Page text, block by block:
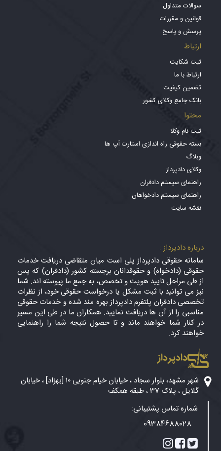
سوالات متداول
قوانین و مقررات
پرسش و پاسخ
ارتباط
ثبت شکایت
ارتباط با ما
تضمین کیفیت
بانک جامع وکلای کشور
محتوا
ثبت نام وکلا
بسته حقوقی راه اندازی استارت آپ ها
وبلاگ
وکلای دادپرداز
راهنمای سیستم دادفران
راهنمای سیستم دادخواهان
نقشه سایت
درباره دادپرداز :
سامانه حقوقی دادپرداز پلی است میان متقاضی دریافت خدمات
حقوقی (دادخواه) و حقوقدانان برجسته کشور (دادفران) که پس
از طی مراحل تایید هویت و تخصص، به جمع ما پیوسته اند. شما
نیز می توانید با ثبت مشکل یا درخواست حقوقی خود، از نظرات
تخصصی دادفران پلتفرم دادپرداز بهره مند شده و خدمات حقوقی
مناسبی را از آن ها دریافت نمایید. همکاران ما در طی این مسیر
در کنار شما خواهند ماند و تا حصول نتیجه شما را راهنمایی
خواهند کرد.
دادپرداز
شهر مشهد، بلوار سجاد ، خیابان خیام جنوبی ۱۰ [بهزاد] ، خیابان
گلایل ، پلاک 37 ، طبقه همکف
شماره تماس پشتیبانی:
09384688028